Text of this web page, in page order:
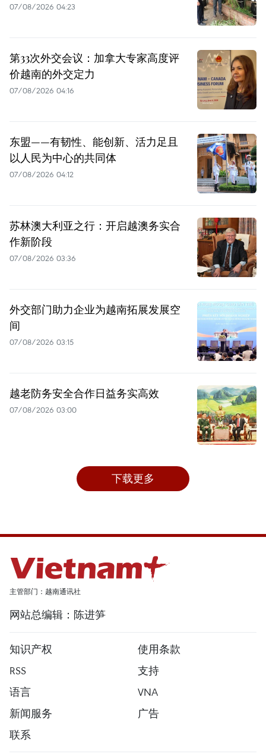
07/08/2026 04:23
第33次外交会议：加拿大专家高度评
价越南的外交定力
07/08/2026 04:16
东盟——有韧性、能创新、活力足且
以人民为中心的共同体
07/08/2026 04:12
苏林澳大利亚之行：开启越澳务实合
作新阶段
07/08/2026 03:36
外交部门助力企业为越南拓展发展空
间
07/08/2026 03:15
越老防务安全合作日益务实高效
07/08/2026 03:00
下载更多
主管部门：越南通讯社
网站总编辑：陈进笋
知识产权
使用条款
RSS
支持
语言
VNA
新闻服务
广告
联系